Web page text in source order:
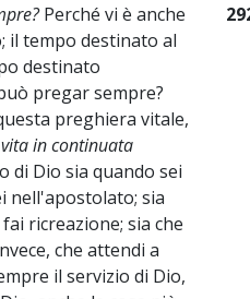
Perché vi è anche
il tempo destinato al
destinato
pregar sempre?
preghiera vitale,
in continuata
di Dio sia quando sei
nell'apostolato; sia
ricreazione; sia che
che attendi a
il servizio di Dio,